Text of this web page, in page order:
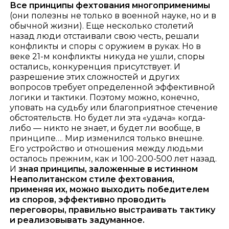
Все принципы фехтования многоприменимы
(они полезны не только в военной науке, но и в
обычной жизни). Еще несколько столетий
назад люди отстаивали свою честь, решали
конфликты и споры с оружием в руках. Но в
веке 21-м конфликты никуда не ушли, споры
остались, конкуренция присутствует. И
разрешение этих сложностей и других
вопросов требует определенной эффективной
логики и тактики. Поэтому можно, конечно,
уповать на судьбу или благоприятное стечение
обстоятельств. Но будет ли эта «удача» когда-
либо — никто не знает, и будет ли вообще, в
принципе…. Мир изменился только внешне.
Его устройство и отношения между людьми
осталось прежним, как и 100-200-500 лет назад.
Изная принципы, заложенные в истинном
Неаполитанском стиле фехтования,
применяя их, можно выходить победителем
из споров, эффективно проводить
переговоры, правильно выстраивать тактику
и реализовывать задуманное.